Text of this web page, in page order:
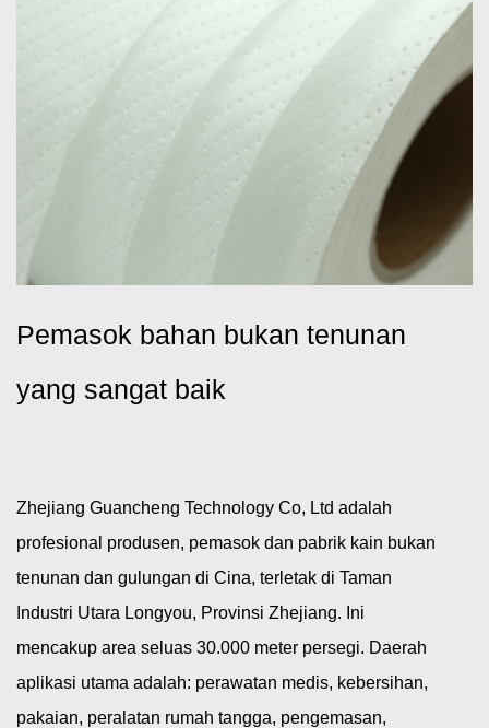
Pemasok bahan bukan tenunan
yang sangat baik
Zhejiang Guancheng Technology Co, Ltd adalah
profesional produsen, pemasok dan pabrik kain bukan
tenunan dan gulungan di Cina, terletak di Taman
Industri Utara Longyou, Provinsi Zhejiang. Ini
mencakup area seluas 30.000 meter persegi. Daerah
aplikasi utama adalah: perawatan medis, kebersihan,
pakaian, peralatan rumah tangga, pengemasan,